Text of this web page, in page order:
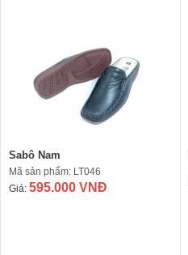
Sabô Nam
Mã sản phẩm: LT046
Giá: 595.000 VNĐ